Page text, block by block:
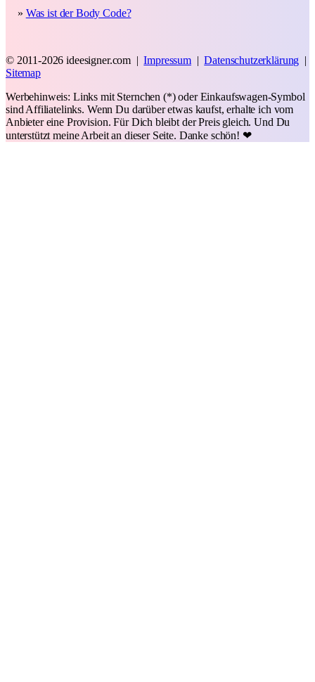
» Was ist der Body Code?
© 2011-2026 ideesigner.com |Impressum |Datenschutzerklärung |
Sitemap
Werbehinweis: Links mit Sternchen (*) oder Einkaufswagen-Symbol
sind Affiliatelinks. Wenn Du darüber etwas kaufst, erhalte ich vom
Anbieter eine Provision. Für Dich bleibt der Preis gleich. Und Du
unterstützt meine Arbeit an dieser Seite. Danke schön! ❤